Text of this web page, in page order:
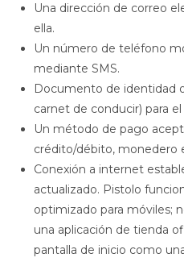
Una dirección de correo
ella.
Un número de teléfono
mediante SMS.
Documento de identidad
carnet de conducir) para el
Un método de pago
crédito/débito, monedero
Conexión a internet
actualizado. Pistolo
optimizado para móviles;
una aplicación de tienda
pantalla de inicio como